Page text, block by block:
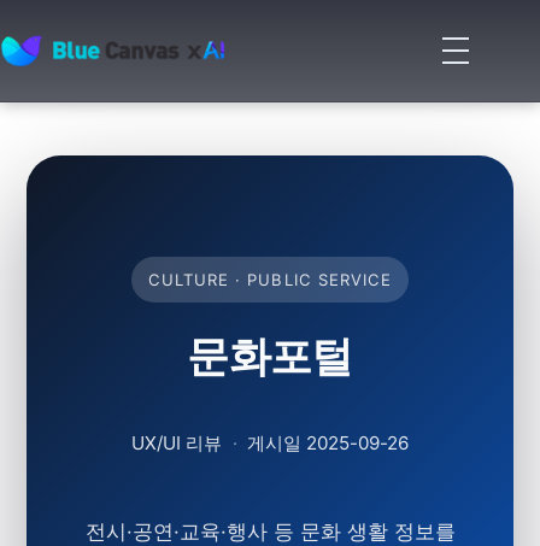
BLUECANVAS
메
뉴
기
CULTURE · PUBLIC SERVICE
문화포털
UX/UI 리뷰 · 게시일 2025-09-26
전시·공연·교육·행사 등 문화 생활 정보를